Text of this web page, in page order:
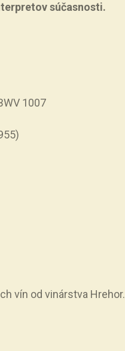
súčasnosti.
1007
vín od vinárstva Hrehor.